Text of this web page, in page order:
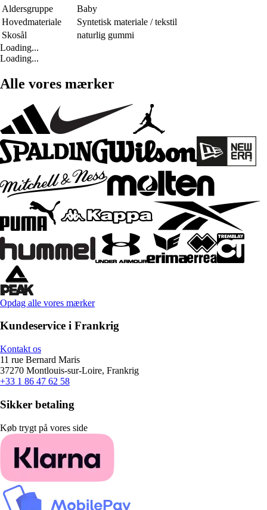
Aldersgruppe
Baby
Hovedmateriale
Syntetisk materiale / tekstil
Skosål
naturlig gummi
Loading...
Loading...
Alle vores mærker
Opdag alle vores mærker
Kundeservice i Frankrig
Kontakt os
11 rue Bernard Maris
37270 Montlouis-sur-Loire, Frankrig
+33 1 86 47 62 58
Sikker betaling
Køb trygt på vores side